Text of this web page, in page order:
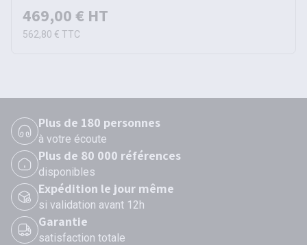
469,00 € HT
562,80 € TTC
Plus de 180 personnes
à votre écoute
Plus de 80 000 références
disponibles
Expédition le jour même
si validation avant 12h
Garantie
satisfaction totale